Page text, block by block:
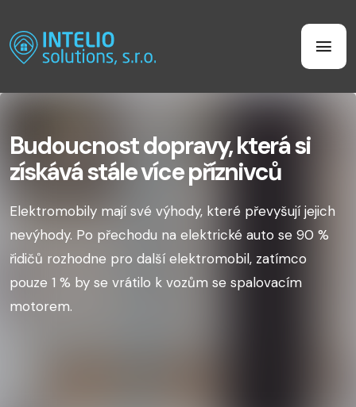
Budoucnost dopravy, která si
získává stále více příznivců
Elektromobily mají své výhody, které převyšují jejich
nevýhody. Po přechodu na elektrické auto se 90 %
řidičů rozhodne pro další elektromobil, zatímco
pouze 1 % by se vrátilo k vozům se spalovacím
motorem.